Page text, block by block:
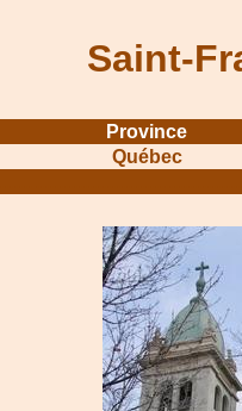
Saint-
Province
Québec